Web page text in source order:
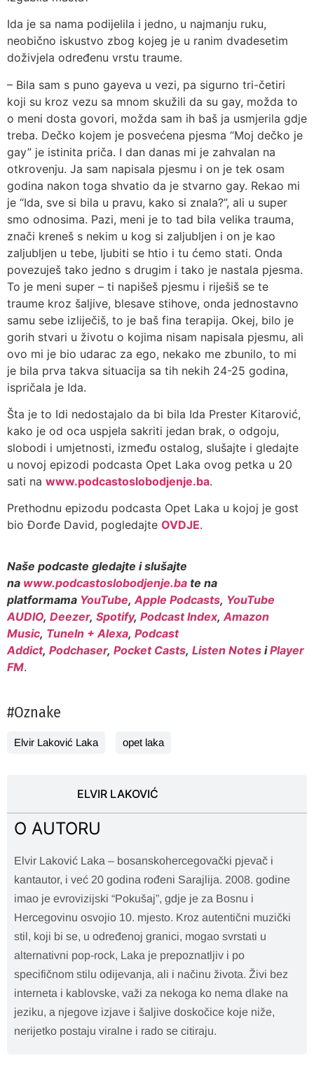
Ida je sa nama podijelila i jedno, u najmanju ruku,
neobično iskustvo zbog kojeg je u ranim dvadesetim
doživjela određenu vrstu traume.
– Bila sam s puno gayeva u vezi, pa sigurno tri-četiri
koji su kroz vezu sa mnom skužili da su gay, možda to
o meni dosta govori, možda sam ih baš ja usmjerila gdje
treba. Dečko kojem je posvećena pjesma “Moj dečko je
gay” je istinita priča. I dan danas mi je zahvalan na
otkrovenju. Ja sam napisala pjesmu i on je tek osam
godina nakon toga shvatio da je stvarno gay. Rekao mi
je “Ida, sve si bila u pravu, kako si znala?”, ali u super
smo odnosima. Pazi, meni je to tad bila velika trauma,
znači kreneš s nekim u kog si zaljubljen i on je kao
zaljubljen u tebe, ljubiti se htio i tu ćemo stati. Onda
povezuješ tako jedno s drugim i tako je nastala pjesma.
To je meni super – ti napišeš pjesmu i riješiš se te
traume kroz šaljive, blesave stihove, onda jednostavno
samu sebe izliječiš, to je baš fina terapija. Okej, bilo je
gorih stvari u životu o kojima nisam napisala pjesmu, ali
ovo mi je bio udarac za ego, nekako me zbunilo, to mi
je bila prva takva situacija sa tih nekih 24-25 godina,
ispričala je Ida.
Šta je to Idi nedostajalo da bi bila Ida Prester Kitarović,
kako je od oca uspjela sakriti jedan brak, o odgoju,
slobodi i umjetnosti, između ostalog, slušajte i gledajte
u novoj epizodi podcasta Opet Laka ovog petka u 20
sati na www.podcastoslobodjenje.ba.
Prethodnu epizodu podcasta Opet Laka u kojoj je gost
bio Đorđe David, pogledajte OVDJE.
Naše podcaste gledajte i slušajte
na www.podcastoslobodjenje.ba te na
platformama YouTube, Apple Podcasts, YouTube
AUDIO, Deezer, Spotify, Podcast Index, Amazon
Music, TuneIn + Alexa, Podcast
Addict, Podchaser, Pocket Casts, Listen Notes iPlayer
FM.
#Oznake
Elvir Laković Laka opet laka
ELVIR LAKOVIĆ
O AUTORU
Elvir Laković Laka – bosanskohercegovački pjevač i
kantautor, i već 20 godina rođeni Sarajlija. 2008. godine
imao je evrovizijski “Pokušaj”, gdje je za Bosnu i
Hercegovinu osvojio 10. mjesto. Kroz autentični muzički
stil, koji bi se, u određenoj granici, mogao svrstati u
alternativni pop-rock, Laka je prepoznatljiv i po
specifičnom stilu odijevanja, ali i načinu života. Živi bez
interneta i kablovske, važi za nekoga ko nema dlake na
jeziku, a njegove izjave i šaljive doskočice koje niže,
nerijetko postaju viralne i rado se citiraju.